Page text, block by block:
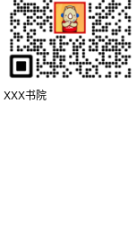
XXX书院